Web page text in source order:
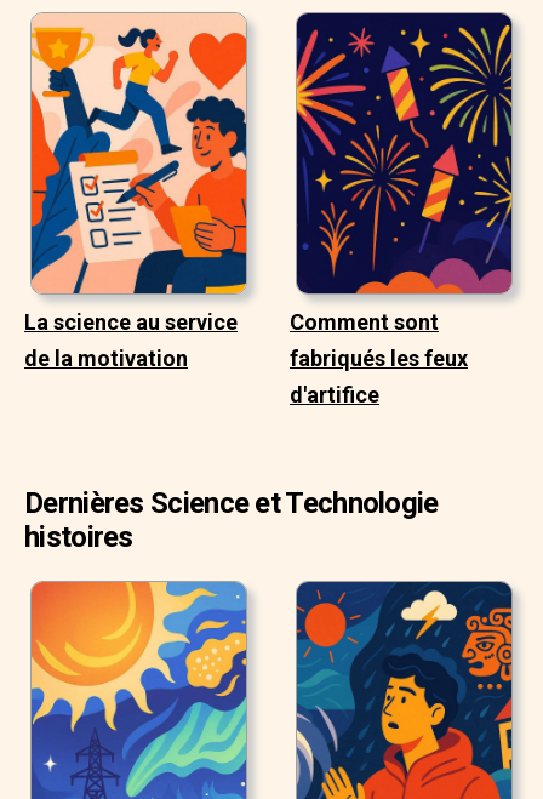
La science au service
de la motivation
Comment sont
fabriqués les feux
d'artifice
Dernières Science et Technologie
histoires